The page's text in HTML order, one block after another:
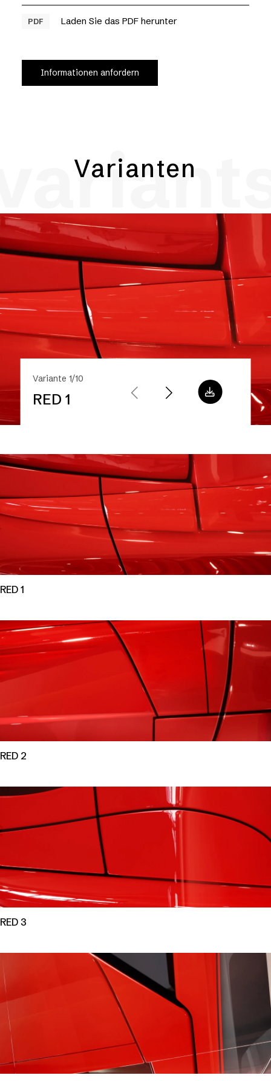
PDF Laden Sie das PDF herunter
Informationen anfordern
Varianten
Variante 1/10
RED 1
RED 1
RED 2
RED 3